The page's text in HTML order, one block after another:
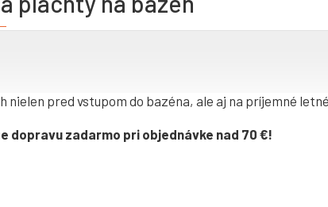
pred vstupom do bazéna, ale aj na príjemné
dopravu zadarmo pri objednávke nad 70 €!